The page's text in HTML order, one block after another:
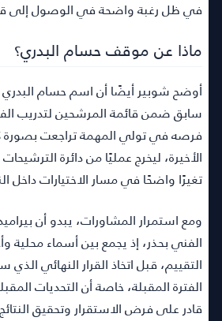
في ظل رغبة واضحة في الوصول إلى
ماذا عن موقف حسام البدري؟
أوضح شوبير أيضًا أن اسم حسام
سابق ضمن قائمة المرشحين لتدريب
فرصه في تولي المهمة تراجعت بصورة
الأخيرة، ليخرج عمليًا من دائرة
تغيرًا واضحًا في مسار الاختيارات داخل
ومع استمرار المشاورات، يبدو أن
الفني بحذر، إذ يجمع بين أسماء محلية
التقييم، قبل اتخاذ القرار النهائي
الفترة المقبلة، خاصة أن التحديات
قادر على فرض الاستقرار وتحقيق